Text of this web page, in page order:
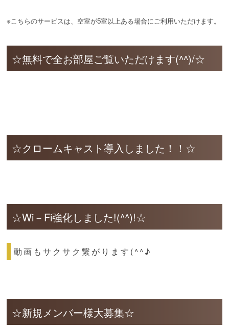
※こちらのサービスは、空室が5室以上ある場合にご利用いただけます。
☆無料で全お部屋ご覧いただけます(^^)/☆
☆クロームキャスト導入しました！！☆
☆Wi－Fi強化しました!(^^)!☆
動画もサクサク繋がります(^^♪
☆新規メンバー様大募集☆